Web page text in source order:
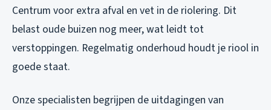
Centrum voor extra afval en vet in de riolering. Dit
belast oude buizen nog meer, wat leidt tot
verstoppingen. Regelmatig onderhoud houdt je riool in
goede staat.
Onze specialisten begrijpen de uitdagingen van